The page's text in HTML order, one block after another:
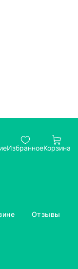
ИзбранноеКорзина
Отзывы